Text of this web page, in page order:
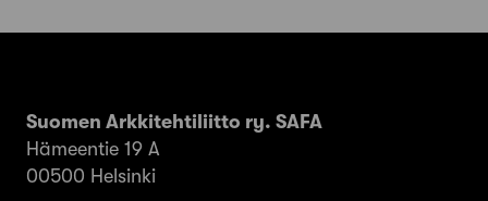
Suomen Arkkitehtiliitto ry. SAFA
Hämeentie 19 A
00500 Helsinki